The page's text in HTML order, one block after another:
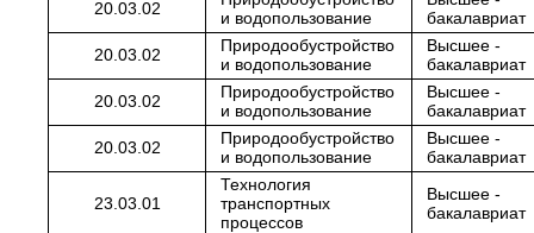
20.03.02
и водопользование
бакалавриат
20.03.02
Природообустройство
и водопользование
Высшее -
бакалавриат
20.03.02
Природообустройство
и водопользование
Высшее -
бакалавриат
20.03.02
Природообустройство
и водопользование
Высшее -
бакалавриат
23.03.01
Технология
транспортных
процессов
Высшее -
бакалавриат